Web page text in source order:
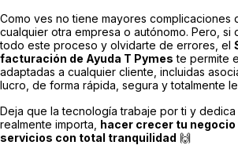
Como ves no tiene mayores complicaciones
cualquier otra empresa o autónomo. Pero, si
todo este proceso y olvidarte de errores, el
facturación de Ayuda T Pymes te permite
adaptadas a cualquier cliente, incluidas
lucro, de forma rápida, segura y totalmente
Deja que la tecnología trabaje por ti y
realmente importa, hacer crecer tu
servicios con total tranquilidad 🙌